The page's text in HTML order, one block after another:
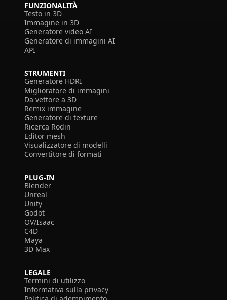
FUNZIONALITÀ
Testo in 3D
Immagine in 3D
Generatore video AI
Generatore di immagini AI
API
STRUMENTI
Generatore HDRI
Miglioratore di immagini
Da vettore a 3D
Remix immagine
Generatore di texture
Ricerca Rodin
Editor mesh
Visualizzatore di modelli
Convertitore di formati
PLUG-IN
Blender
Unreal
Unity
Godot
OV/Isaac
C4D
Maya
3D Max
LEGALE
Termini di utilizzo
Informativa sulla privacy